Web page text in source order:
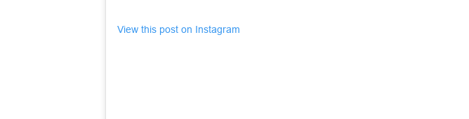
View this post on Instagram